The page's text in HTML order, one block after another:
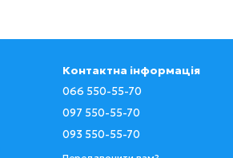
Контактна інформація
066 550-55-70
097 550-55-70
093 550-55-70